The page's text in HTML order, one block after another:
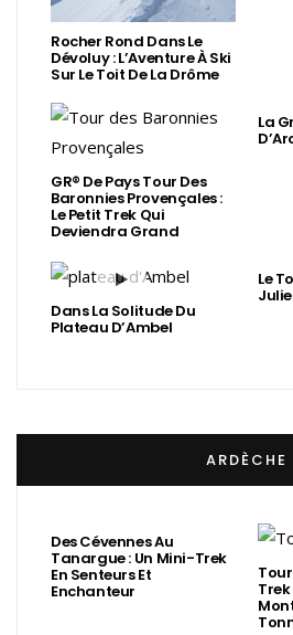
Rocher Rond Dans Le
Dévoluy : L’Aventure À Ski
Sur Le Toit De La Drôme
GR® De Pays Tour Des
Baronnies Provençales :
Le Petit Trek Qui
Deviendra Grand
La
Dans La Solitude Du
Plateau D’Ambel
Le
ARDÈCHE
Des Cévennes Au
Tanargue : Un Mini-Trek
En Senteurs Et
Enchanteur